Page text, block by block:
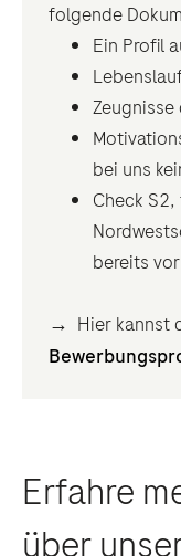
folgende
Ein Profil
bei uns
Check
bereits
→ Hier kannst
Erfahre
über